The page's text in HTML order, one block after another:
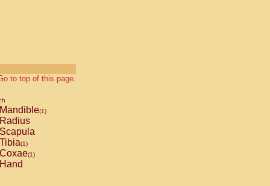
to top of this page.
Mandible(1)
Radius
Scapula
Tibia(1)
Coxae(1)
Hand